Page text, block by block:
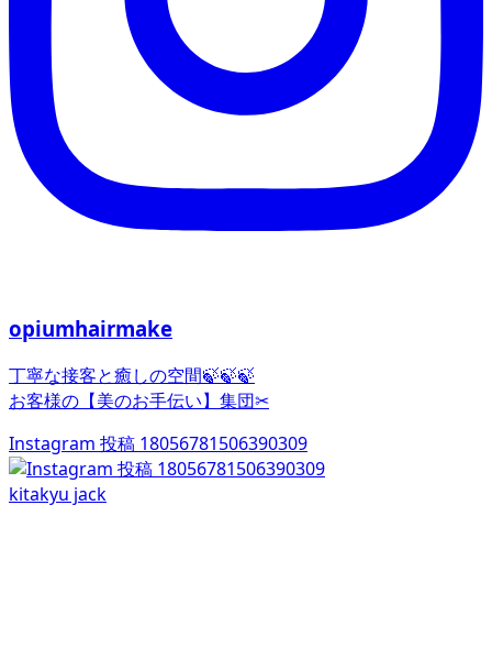
opiumhairmake
丁寧な接客と癒しの空間🍃🍃🍃
お客様の【美のお手伝い】集団✂︎
Instagram 投稿 18056781506390309
kitakyu jack